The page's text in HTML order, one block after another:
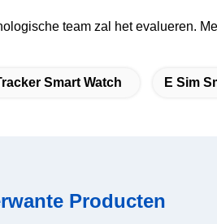
team zal het evalueren.
Smart Watch E Sim
Producten